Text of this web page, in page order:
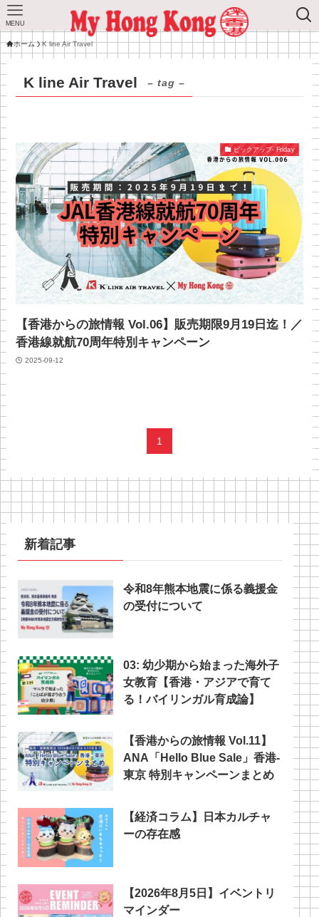
MENU
ホーム K line Air Travel
K line Air Travel – tag –
ピックアップ- Friday
【香港からの旅情報 Vol.06】販売期限9月19日迄！／
香港線就航70周年特別キャンペーン
2025-09-12
1
新着記事
令和8年熊本地震に係る義援金
の受付について
03: 幼少期から始まった海外子
女教育【香港・アジアで育て
る！バイリンガル育成論】
【香港からの旅情報 Vol.11】
ANA「Hello Blue Sale」香港‐
東京 特別キャンペーンまとめ
【経済コラム】日本カルチャ
ーの存在感
【2026年8月5日】イベントリ
マインダー